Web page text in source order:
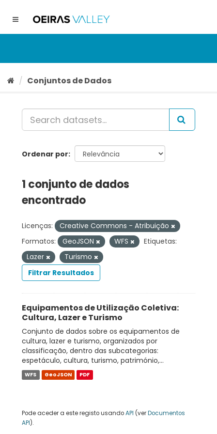
conteúdo
Toggle
Conjuntos de Dados
Ordenar por
1 conjunto de dados
encontrado
Licenças:
Creative Commons - Atribuição
Formatos:
GeoJSON WFS
Etiquetas:
Lazer
Turismo
Filtrar Resultados
Equipamentos de Utilização Coletiva:
Cultura, Lazer e Turismo
Conjunto de dados sobre os equipamentos de
cultura, lazer e turismo, organizados por
classificação, dentro das subcategorias:
espetáculo, cultura, turismo, património,...
WFS GeoJSON PDF
Pode aceder a este registo usandoAPI (verDocumentos
API).